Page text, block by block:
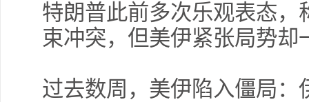
特朗普此前多次乐观表态
束冲突，但美伊紧张局势却
过去数周，美伊陷入僵局